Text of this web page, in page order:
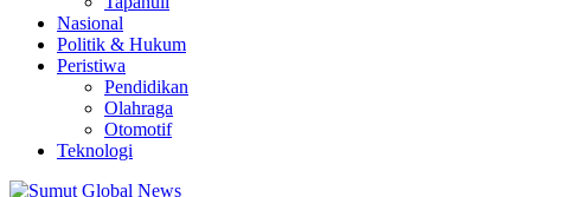
Nasional
Politik & Hukum
Peristiwa
Pendidikan
Olahraga
Otomotif
Teknologi